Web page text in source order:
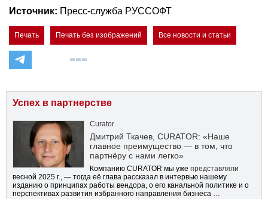
Источник: Пресс-служба РУССОФТ
Печать Печать без изображений Все новости и статьи
Успех в партнерстве
Curator
Дмитрий Ткачев, CURATOR: «Наше
главное преимущество — в том, что
партнёру с нами легко»
Компанию CURATOR мы уже представляли
весной 2025 г., — тогда её глава рассказал в интервью нашему
изданию о принципах работы вендора, о его канальной политике и о
перспективах развития избранного направления бизнеса …